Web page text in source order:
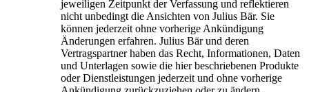
jeweiligen Zeitpunkt der Verfassung und reflektieren
nicht unbedingt die Ansichten von Julius Bär. Sie
können jederzeit ohne vorherige Ankündigung
Änderungen erfahren. Julius Bär und deren
Vertragspartner haben das Recht, Informationen, Daten
und Unterlagen sowie die hier beschriebenen Produkte
oder Dienstleistungen jederzeit und ohne vorherige